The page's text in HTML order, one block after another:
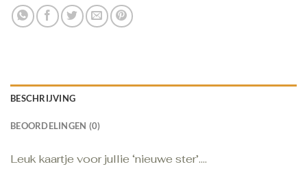
BESCHRIJVING
BEOORDELINGEN (0)
Leuk kaartje voor jullie ‘nieuwe ster’….